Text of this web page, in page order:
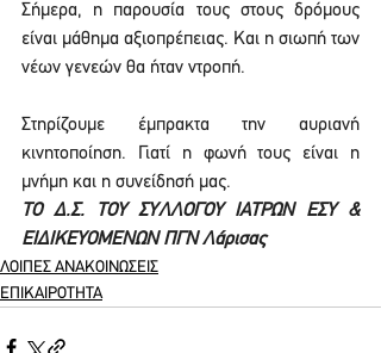
Σήμερα, η παρουσία τους στους δρόμους
είναι μάθημα αξιοπρέπειας. Και η σιωπή των
νέων γενεών θα ήταν ντροπή.
Στηρίζουμε έμπρακτα την αυριανή
κινητοποίηση. Γιατί η φωνή τους είναι η
μνήμη και η συνείδησή μας.
ΤΟ Δ.Σ. ΤΟΥ ΣΥΛΛΟΓΟΥ ΙΑΤΡΩΝ ΕΣΥ &
ΕΙΔΙΚΕΥΟΜΕΝΩΝ ΠΓΝ Λάρισας
ΛΟΙΠΕΣ ΑΝΑΚΟΙΝΩΣΕΙΣ
ΕΠΙΚΑΙΡΟΤΗΤΑ